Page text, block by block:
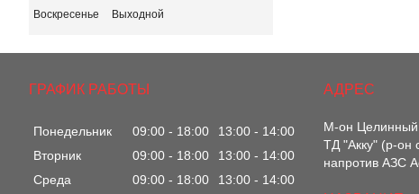
Воскресенье
Выходной
ГРАФИК РАБОТЫ
Понедельник 09:00 18:00 13:00
14:00
Вторник
09:00 18:00 13:00
14:00
Среда
09:00 18:00 13:00 14:00
М-он Целинный
ТД "Акку" (р-он
напротив АЗС